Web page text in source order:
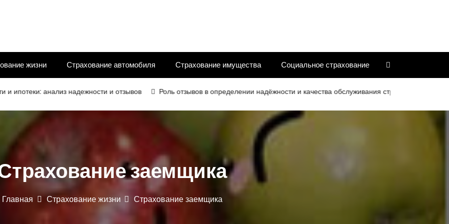
жизни Страхование автомобиля Страхование имущества Социальное страхование
анализ надежности и отзывов Роль отзывов в определении надёжности и качества обслуживания страховых компаний
заемщика
Главная Страхование жизни Страхование заемщика